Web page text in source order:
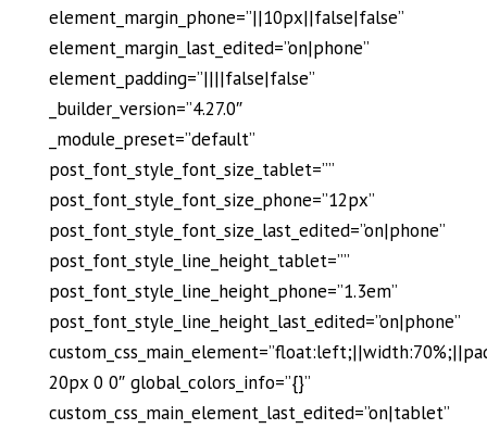
element_margin_phone=”||10px||false|false”
element_margin_last_edited=”on|phone”
element_padding=”||||false|false”
_builder_version=”4.27.0″
_module_preset=”default”
post_font_style_font_size_tablet=””
post_font_style_font_size_phone=”12px”
post_font_style_font_size_last_edited=”on|phone”
post_font_style_line_height_tablet=””
post_font_style_line_height_phone=”1.3em”
post_font_style_line_height_last_edited=”on|phone”
20px 0 0″ global_colors_info=”{}”
custom_css_main_element_last_edited=”on|tablet”